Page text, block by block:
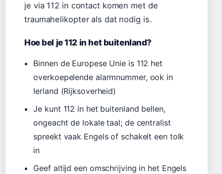
je via 112 in contact komen met de
traumahelikopter als dat nodig is.
Hoe bel je 112 in het buitenland?
Binnen de Europese Unie is 112 het
overkoepelende alarmnummer, ook in
Ierland (Rijksoverheid)
Je kunt 112 in het buitenland bellen,
ongeacht de lokale taal; de centralist
spreekt vaak Engels of schakelt een tolk
in
Geef altijd een omschrijving in het Engels